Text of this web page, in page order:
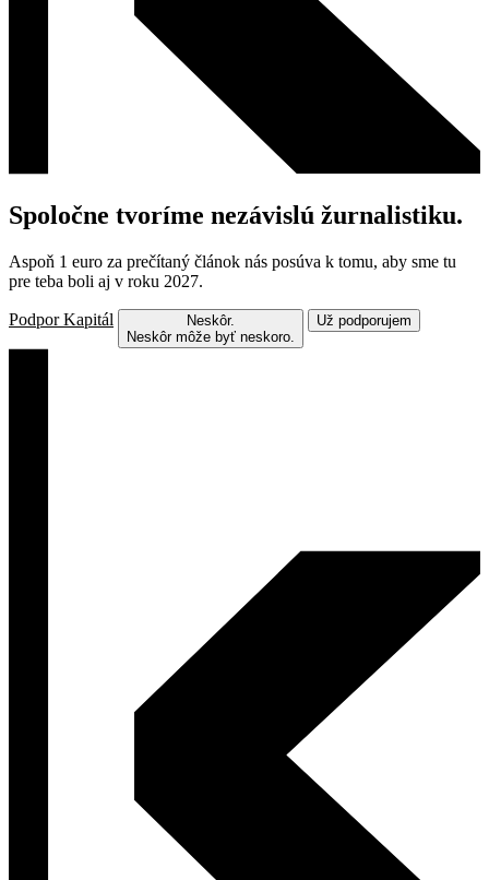
Spoločne tvoríme nezávislú žurnalistiku.
Aspoň 1 euro za prečítaný článok nás posúva k tomu, aby sme tu
pre teba boli aj v roku 2027.
Podpor Kapitál
Neskôr.
Neskôr môže byť neskoro.
Už podporujem